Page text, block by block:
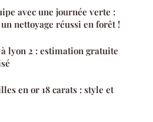
avec une journée verte :
nettoyage réussi en forêt !
lyon 2 : estimation gratuite
en or 18 carats : style et